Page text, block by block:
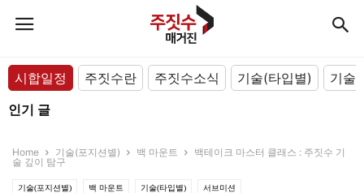
시합일정 주짓수란 주짓수소식 기술(타입별)
기술
인기 글
Home 기술(포지션별) 백 마운트
백테이크 마스터 클래스 : 주짓수 기
술 깊이 탐구
기술(포지션별) 백 마운트 기술(타입별) 서브미션